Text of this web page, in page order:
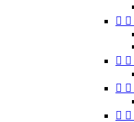
 
 
 
 